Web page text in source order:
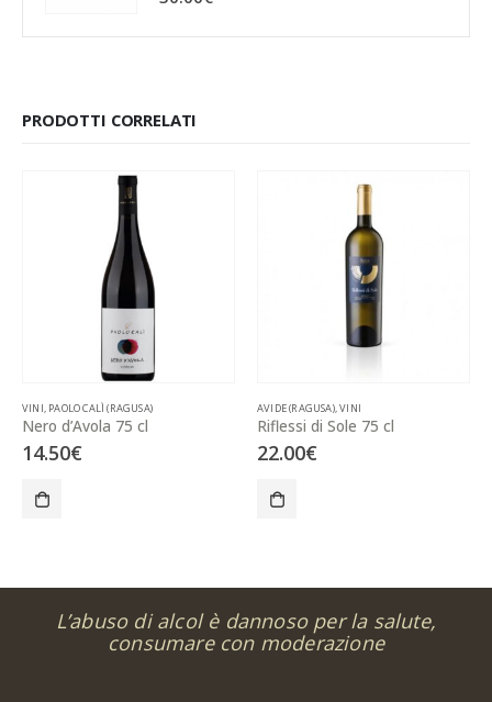
PRODOTTI CORRELATI
VINI, PAOLO CALÌ (RAGUSA)
Nero d’Avola 75 cl
14.50€
AVIDE (RAGUSA),VINI
Riflessi di Sole 75 cl
22.00€
L’abuso di alcol è dannoso per la salute,
consumare con moderazione